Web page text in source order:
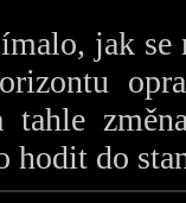
jak
tahle
do